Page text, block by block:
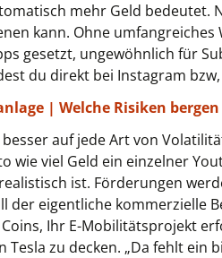
mehr Geld bedeutet.
kann. Ohne
gesetzt, ungewöhnlich für
du direkt bei Instagram
| Welche Risiken
auf jede Art von
wie viel Geld ein einzelner
ist. Förderungen
der eigentliche kommerzielle
Ihr E-Mobilitätsprojekt
zu decken. „Da fehlt ein